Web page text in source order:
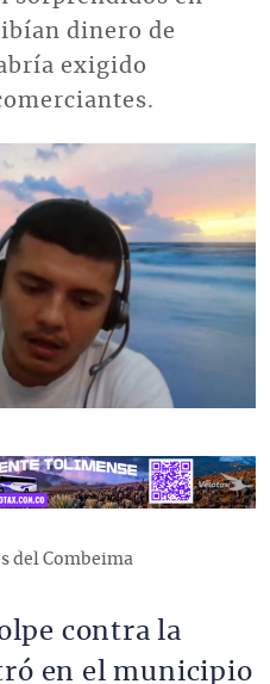
dinero de
exigido
del Combeima
contra la
en el municipio